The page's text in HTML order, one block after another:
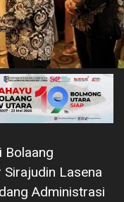
Bolaang
Lasena
Administrasi